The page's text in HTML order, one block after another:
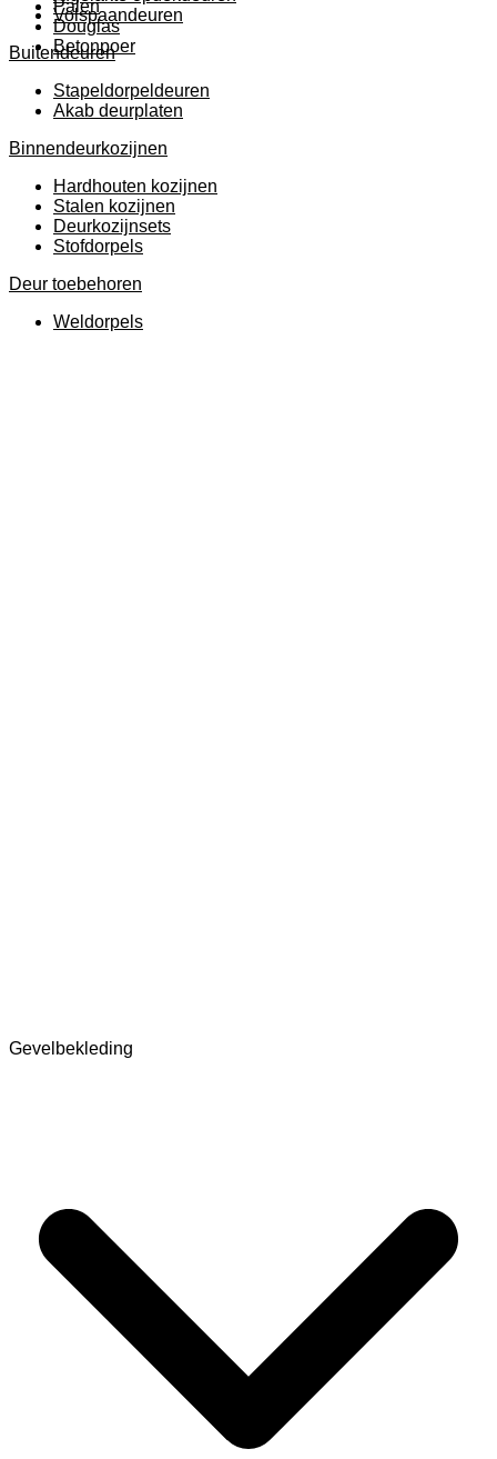
Palen
Douglas
Betonpoer
Volspaandeuren
Buitendeuren
Stapeldorpeldeuren
Akab deurplaten
Binnendeurkozijnen
Hardhouten kozijnen
Stalen kozijnen
Deurkozijnsets
Stofdorpels
Deur toebehoren
Weldorpels
Gevelbekleding